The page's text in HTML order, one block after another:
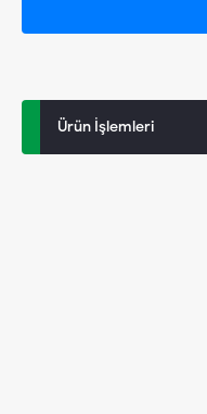
Ürün İşlemleri